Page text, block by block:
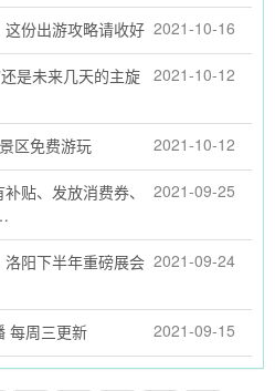
2021-10-16
这份出游攻略请收好
2021-10-12
是未来几天的主旋
2021-10-12
区免费游玩
2021-09-25
贴、发放消费券、
2021-09-24
洛阳下半年重磅展会
2021-09-15
每周三更新